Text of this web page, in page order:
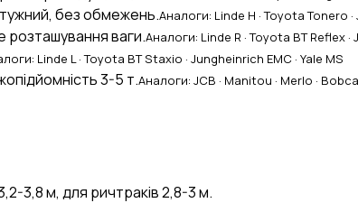
без обмежень.Аналоги: Linde H · Toyota Tonero
розташування ваги.Аналоги: Linde R · Toyota BT Reflex ·
Linde L · Toyota BT Staxio · Jungheinrich EMC · Yale MS
3-5 т.Аналоги: JCB · Manitou · Merlo ·
3,8 м, для ричтраків 2,8-3 м.